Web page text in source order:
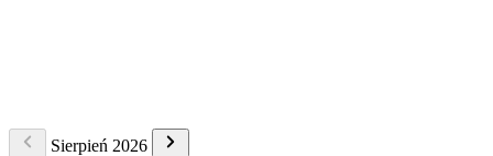
Sierpień 2026